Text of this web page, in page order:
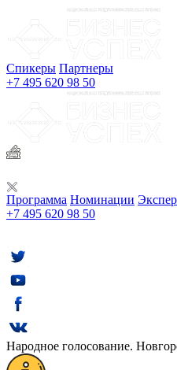
Спикеры Партнеры
+7 495 620 98 50
Программа Номинации
+7 495 620 98 50
Народное голосование.